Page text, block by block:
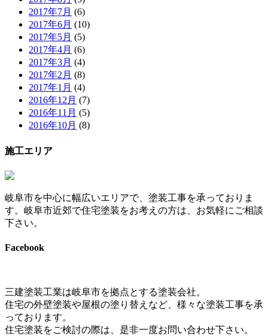
2017年7月 (6)
2017年6月 (10)
2017年5月 (5)
2017年4月 (6)
2017年3月 (4)
2017年2月 (8)
2017年1月 (4)
2016年12月 (7)
2016年11月 (5)
2016年10月 (8)
施工エリア
岐阜市を中心に幅広いエリアで、塗装工事を承っておりま
す。岐阜市近郊で住宅塗装をお考えの方は、お気軽にご相談
下さい。
Facebook
三建塗装工業は岐阜市を拠点とする塗装会社。
住宅の外壁塗装や屋根の塗り替えなど、様々な塗装工事を承
っております。
住宅塗装をご検討の際は、是非一度お問い合わせ下さい。